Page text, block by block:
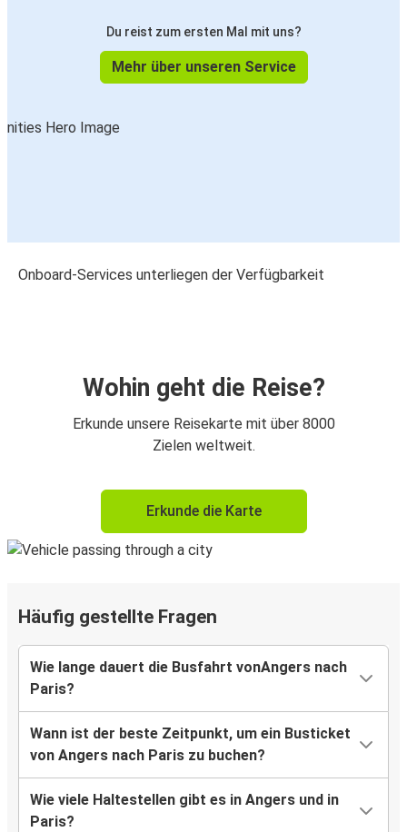
Du reist zum ersten Mal mit uns?
Mehr über unseren Service
Onboard-Services unterliegen der Verfügbarkeit
Wohin geht die Reise?
Erkunde unsere Reisekarte mit über 8000
Zielen weltweit.
Erkunde die Karte
Häufig gestellte Fragen
Wie lange dauert die Busfahrt vonAngers nach
Paris?
Wann ist der beste Zeitpunkt, um ein Busticket
von Angers nach Paris zu buchen?
Wie viele Haltestellen gibt es in Angers und in
Paris?